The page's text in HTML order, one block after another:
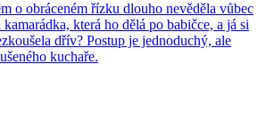
o obráceném řízku dlouho nevěděla vůbec
která ho dělá po babičce, a já si
dřív? Postup je jednoduchý, ale
kuchaře.